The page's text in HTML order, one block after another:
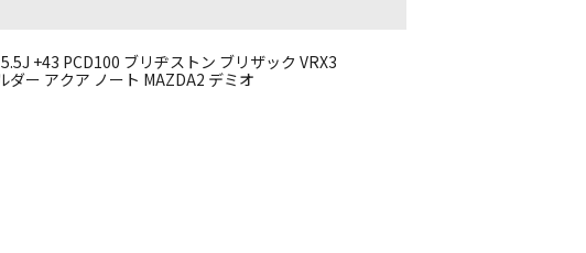
+43 PCD100 ブリヂストン ブリザック VRX3
ー アクア ノート MAZDA2 デミオ